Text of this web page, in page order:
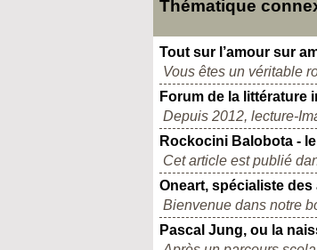
Thématique
Tout sur l’amour sur
Vous êtes un véritable
Forum de la littérature
Depuis 2012, lecture-
Rockocini Balobota -
Cet article est publié
Oneart, spécialiste
Bienvenue dans notre
Pascal Jung, ou la